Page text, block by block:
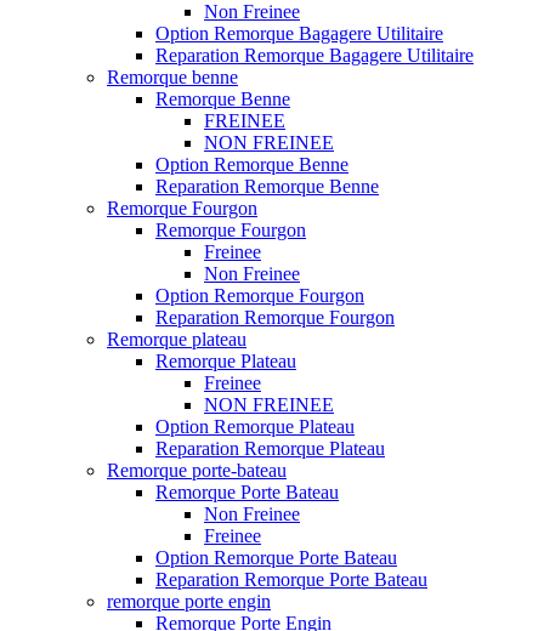
Non Freinee
Option Remorque Bagagere Utilitaire
Reparation Remorque Bagagere Utilitaire
Remorque benne
Remorque Benne
FREINEE
NON FREINEE
Option Remorque Benne
Reparation Remorque Benne
Remorque Fourgon
Remorque Fourgon
Freinee
Non Freinee
Option Remorque Fourgon
Reparation Remorque Fourgon
Remorque plateau
Remorque Plateau
Freinee
NON FREINEE
Option Remorque Plateau
Reparation Remorque Plateau
Remorque porte-bateau
Remorque Porte Bateau
Non Freinee
Freinee
Option Remorque Porte Bateau
Reparation Remorque Porte Bateau
remorque porte engin
Remorque Porte Engin